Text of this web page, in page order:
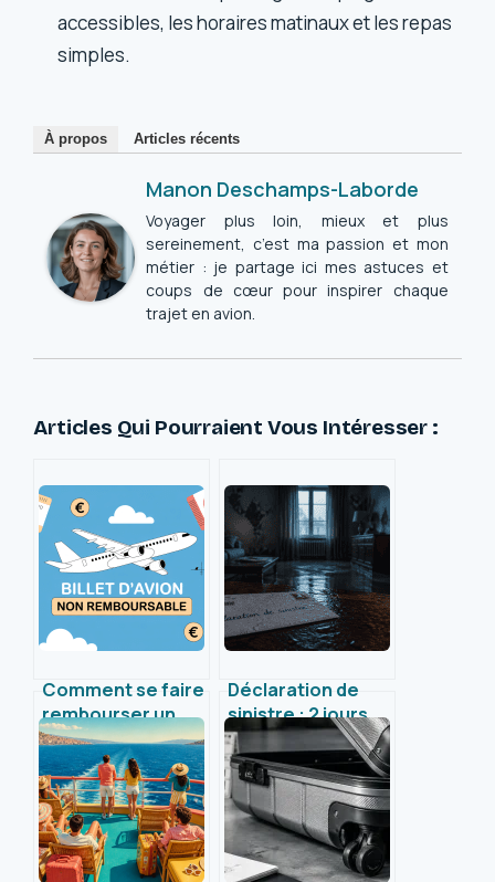
accessibles, les horaires matinaux et les repas
simples.
À propos Articles récents
Manon Deschamps-Laborde
Voyager plus loin, mieux et plus
sereinement, c’est ma passion et mon
métier : je partage ici mes astuces et
coups de cœur pour inspirer chaque
trajet en avion.
Articles Qui Pourraient Vous Intéresser :
Comment se faire
rembourser un
billet d’avion non
remboursable :
explications et
solutions
concrètes
Déclaration de
sinistre : 2 jours
pour le vol et 3
réflexes pour
sécuriser votre
indemnisation